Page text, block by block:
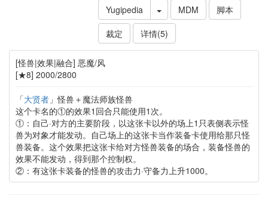
Yugipedia
MDM
脚本
裁定
详情(5)
[怪兽|效果|融合] 恶魔/风
[★8] 2000/2800
「大贤者」怪兽＋魔法师族怪兽
这个卡名的①的效果1回合只能使用1次。
①：自己·对方的主要阶段，以这张卡以外的场上1只表侧表示怪
兽为对象才能发动。自己场上的这张卡当作装备卡使用给那只怪
兽装备。这个效果把这张卡给对方怪兽装备的场合，装备怪兽的
效果不能发动，得到那个控制权。
②：有这张卡装备的怪兽的攻击力·守备力上升1000。